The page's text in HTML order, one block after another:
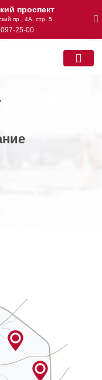
проспект
пр., 4А, стр. 5
25-00